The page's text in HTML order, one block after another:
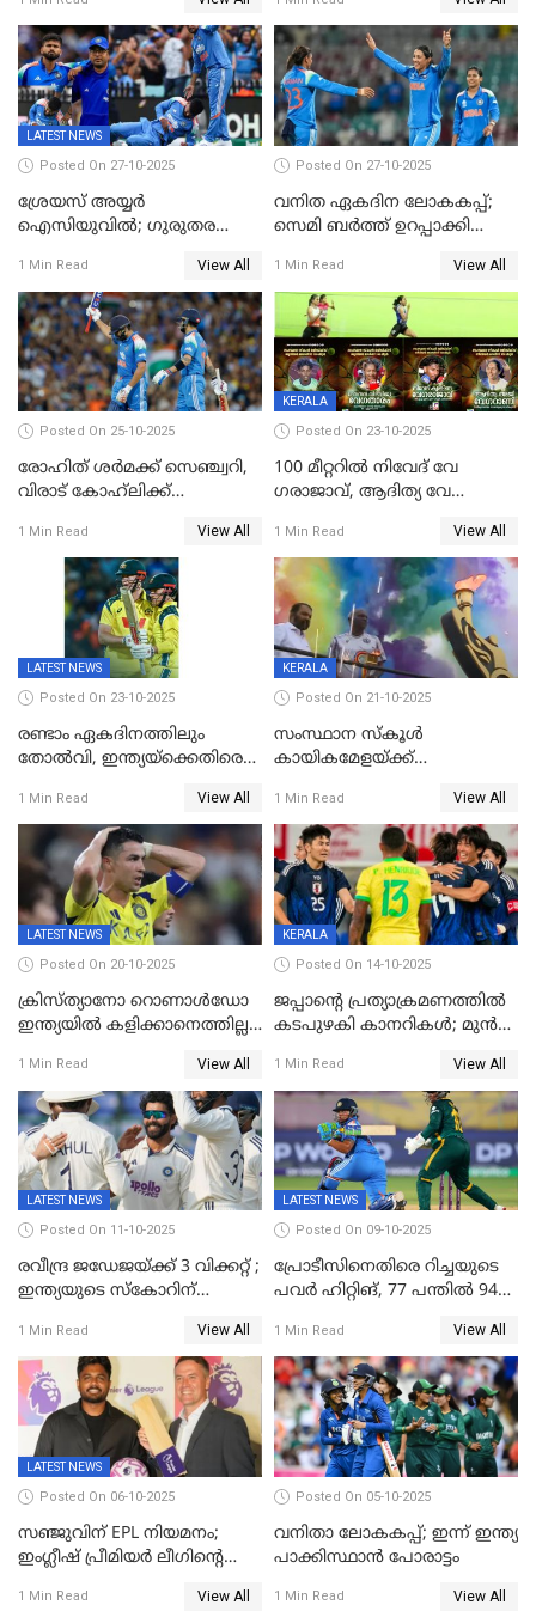
ഹര്‍ഷിതും മാത്രം;
മെല്‍ബണില്‍
ഇന്ത്യയ്‌ക്കെതിരെ ഓസീസ്
ലക്ഷ്യം 126 റണ്‍സ്
തകർന്നു; അഞ്ച് വിക്കറ്റ്
ജയവുമായി ഇന്ത്യൻ
വനിതകൾ ലോകകപ്പ്
കലാശപ്പോരിന്
LATEST NEWS
Posted On 27-10-2025
ശ്രേയസ് അയ്യര്‍
ഐസിയുവില്‍; ഗുരുതര
1 Min Read View All
Posted On 27-10-2025
വനിത ഏകദിന ലോകകപ്പ്;
സെമി ബര്‍ത്ത് ഉറപ്പാക്കി
1 Min Read View All
Posted On 25-10-2025
രോഹിത് ശർമക്ക് സെഞ്ച്വറി,
വിരാട് കോഹ്‍ലിക്ക്
മുൻനായകരുടെ മികവിൽ
ഓസീസിനെതിരെ ഉജ്ജ്വല
1 Min Read View All
KERALA
Posted On 23-10-2025
100 മീറ്ററിൽ നിവേദ് വേ​
ഗരാജാവ്, ആദിത്യ വേ​
ബോയ്സിലും സബ്‌ജൂനിയർ
ഗേൾസിലും റെക്കോർഡോടെ
സ്വർണം, ദേവപ്രിയ 87ലെ
റെക്കോർഡ് തിരുത്തി
1 Min Read View All
LATEST NEWS
Posted On 23-10-2025
രണ്ടാം ഏകദിനത്തിലും
തോൽവി, ഇന്ത്യയ്‌ക്കെതിരെ
1 Min Read View All
KERALA
Posted On 21-10-2025
സംസ്ഥാന സ്കൂൾ
കായികമേളയ്ക്ക്
ഒളിംപിക്‌സിന്റെ ഉദ്‌ഘാടനം
നിർവഹിച്ച് ധനമന്ത്രി K N
ബാലഗോപാൽ;ദീപശിഖ
തെളിയിച്ച് I M വിജയൻ
1 Min Read View All
LATEST NEWS
Posted On 20-10-2025
ക്രിസ്ത്യാനോ റൊണാൾഡോ
ഇന്ത്യയിൽ കളിക്കാനെത്തില്ല;
ഉൾപ്പെടുത്തിയില്ല
1 Min Read View All
KERALA
Posted On 14-10-2025
ജപ്പാന്റെ പ്രത്യാക്രമണത്തിൽ
കടപുഴകി കാനറികൾ; മുൻ
ജപ്പാന്റെ ആദ്യ ജയം
1 Min Read View All
LATEST NEWS
Posted On 11-10-2025
രവീന്ദ്ര ജഡേജയ്ക്ക് 3 വിക്കറ്റ് ;
ഇന്ത്യയുടെ സ്കോറിന്
നാല് വിക്കറ്റ് നഷ്ടം
1 Min Read View All
LATEST NEWS
Posted On 09-10-2025
പ്രോടീസിനെതിരെ റിച്ചയുടെ
പവർ ഹിറ്റിങ്, 77 പന്തില്‍ 94
ലക്ഷ്യമൊരുക്കി ഇന്ത്യ; 28
വര്‍ഷം പഴക്കമുള്ള ലോക
റെക്കോര്‍ഡ് തകര്‍ത്ത് സ്മൃതി
1 Min Read View All
LATEST NEWS
Posted On 06-10-2025
സഞ്ജുവിന് EPL നിയമനം;
ഇംഗ്ലീഷ് പ്രീമിയര്‍ ലീഗിന്‍റെ
അംബാസഡര്‍
1 Min Read View All
Posted On 05-10-2025
വനിതാ ലോകകപ്പ്; ഇന്ന് ഇന്ത്യ
പാക്കിസ്ഥാന്‍ പോരാട്ടം
1 Min Read View All